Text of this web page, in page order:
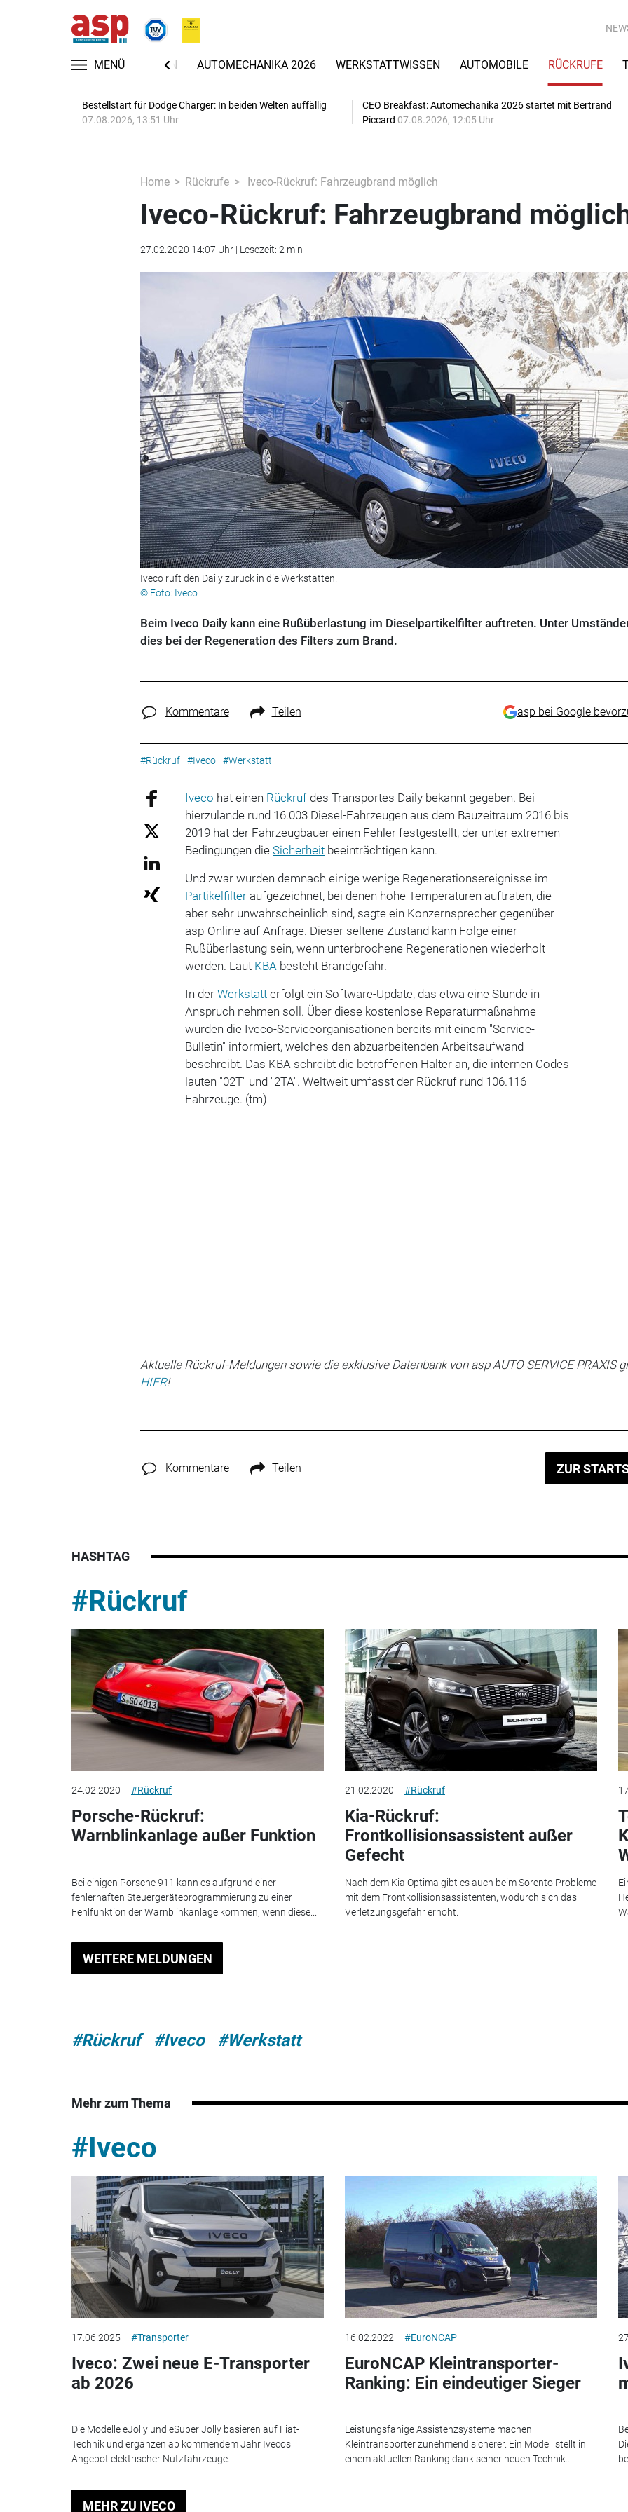
MENÜ
NACHRICHTEN AUTOMECHANIKA 2026 WERKSTATTWISSEN AUTOMOBILE RÜCKRUFE
Bestellstart für Dodge Charger: In beiden Welten auffällig
07.08.2026, 13:51 Uhr
CEO Breakfast: Automechanika 2026 startet mit Bertrand
Piccard 07.08.2026, 12:05 Uhr
Home Rückrufe Iveco-Rückruf: Fahrzeugbrand möglich
Iveco-Rückruf: Fahrzeugbrand
27.02.2020 14:07 Uhr | Lesezeit: 2 min
Iveco ruft den Daily zurück in die Werkstätten.
© Foto: Iveco
Beim Iveco Daily kann eine Rußüberlastung im Dieselpartikelfilter auftreten. Unter
dies bei der Regeneration des Filters zum Brand.
Kommentare Teilen asp bei Google
#Rückruf #Iveco #Werkstatt
Iveco hat einen Rückruf des Transportes Daily bekannt gegeben. Bei
hierzulande rund 16.003 Diesel-Fahrzeugen aus dem Bauzeitraum 2016 bis
2019 hat der Fahrzeugbauer einen Fehler festgestellt, der unter extremen
Bedingungen dieSicherheit beeinträchtigen kann.
Und zwar wurden demnach einige wenige Regenerationsereignisse im
Partikelfilter aufgezeichnet, bei denen hohe Temperaturen auftraten, die
aber sehr unwahrscheinlich sind, sagte ein Konzernsprecher gegenüber
asp-Online auf Anfrage. Dieser seltene Zustand kann Folge einer
Rußüberlastung sein, wenn unterbrochene Regenerationen wiederholt
werden. Laut KBA besteht Brandgefahr.
In derWerkstatt erfolgt ein Software-Update, das etwa eine Stunde in
Anspruch nehmen soll. Über diese kostenlose Reparaturmaßnahme
wurden die Iveco-Serviceorganisationen bereits mit einem "Service-
Bulletin" informiert, welches den abzuarbeitenden Arbeitsaufwand
beschreibt. Das KBA schreibt die betroffenen Halter an, die internen Codes
lauten "02T" und "2TA". Weltweit umfasst der Rückruf rund 106.116
Fahrzeuge. (tm)
Aktuelle Rückruf-Meldungen sowie die exklusive Datenbank von asp AUTO SERVICE PRAXIS
HIER!
Kommentare Teilen ZUR
HASHTAG
#Rückruf
24.02.2020 #Rückruf
Porsche-Rückruf:
Warnblinkanlage außer Funktion
Bei einigen Porsche 911 kann es aufgrund einer
fehlerhaften Steuergeräteprogrammierung zu einer
Fehlfunktion der Warnblinkanlage kommen, wenn diese...
21.02.2020 #Rückruf
Kia-Rückruf:
Frontkollisionsassistent außer
Gefecht
Nach dem Kia Optima gibt es auch beim Sorento Probleme
mit dem Frontkollisionsassistenten, wodurch sich das
Verletzungsgefahr erhöht.
WEITERE MELDUNGEN
#Rückruf #Iveco #Werkstatt
Mehr zum Thema
#Iveco
17.06.2025 #Transporter
Iveco: Zwei neue E-Transporter
ab 2026
Die Modelle eJolly und eSuper Jolly basieren auf Fiat-
Technik und ergänzen ab kommendem Jahr Ivecos
Angebot elektrischer Nutzfahrzeuge.
16.02.2022 #EuroNCAP
EuroNCAP Kleintransporter-
Ranking: Ein eindeutiger Sieger
Leistungsfähige Assistenzsysteme machen
Kleintransporter zunehmend sicherer. Ein Modell stellt in
einem aktuellen Ranking dank seiner neuen Technik...
MEHR ZU IVECO